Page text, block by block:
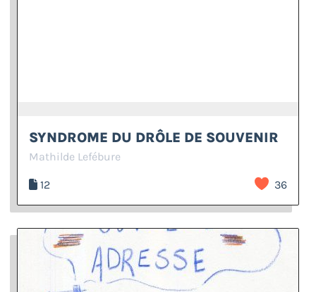
SYNDROME DU DRÔLE DE SOUVENIR
Mathilde Lefébure
12 36